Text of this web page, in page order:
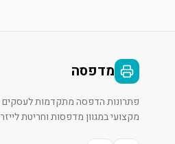
מדפסה
פתרונות הדפסה מתקדמות לעסקים
מקצועי במגוון מדפסות וחריטת